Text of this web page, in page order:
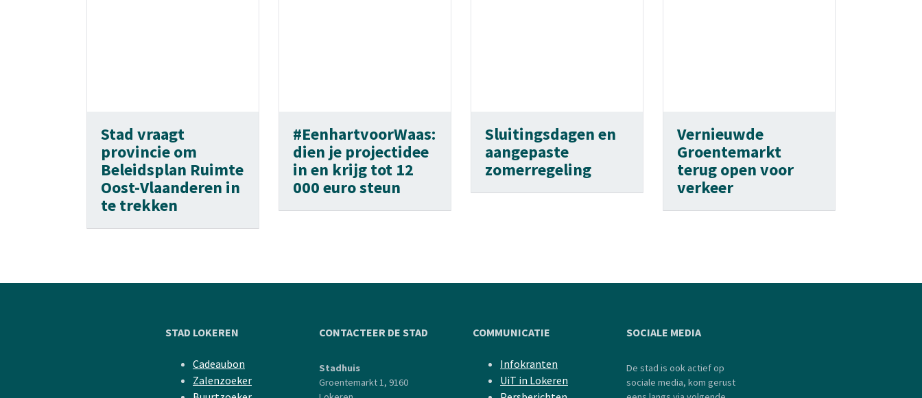
Stad vraagt
provincie om
Beleidsplan Ruimte
Oost-Vlaanderen in
te trekken
#EenhartvoorWaas:
dien je projectidee
in en krijg tot 12
000 euro steun
Sluitingsdagen en
aangepaste
zomerregeling
Vernieuwde
Groentemarkt
terug open voor
verkeer
STAD LOKEREN
Cadeaubon
Zalenzoeker
CONTACTEER DE STAD
Stadhuis
Groentemarkt 1, 9160
COMMUNICATIE
Infokranten
UiT in Lokeren
SOCIALE MEDIA
De stad is ook actief op
sociale media, kom gerust